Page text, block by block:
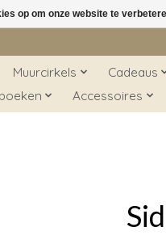
Muurcirkels Cadeaus
Accessoires
op om onze website te